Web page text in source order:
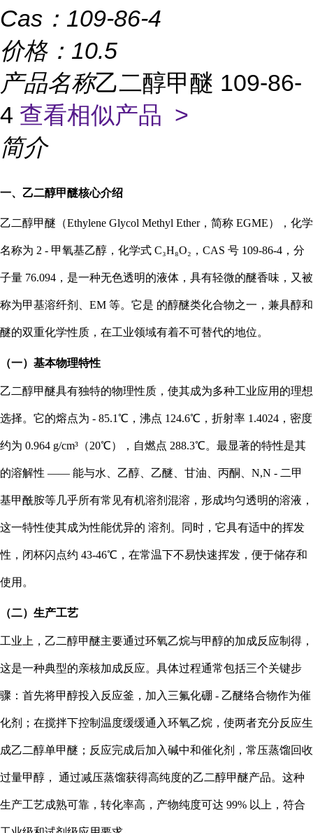
Cas： 109-86-4
价格： 10.5
产品名称乙二醇甲醚 109-86-
4 查看相似产品 >
简介
一、乙二醇甲醚核心介绍
乙二醇甲醚（Ethylene Glycol Methyl Ether，简称 EGME），化学
名称为 2 - 甲氧基乙醇，化学式 C₃H₈O₂，CAS 号 109-86-4，分
子量 76.094，是一种无色透明的液体，具有轻微的醚香味，又被
称为甲基溶纤剂、EM 等。它是 的醇醚类化合物之一，兼具醇和
醚的双重化学性质，在工业领域有着不可替代的地位。
（一）基本物理特性
乙二醇甲醚具有独特的物理性质，使其成为多种工业应用的理想
选择。它的熔点为 - 85.1℃，沸点 124.6℃，折射率 1.4024，密度
约为 0.964 g/cm³（20℃），自燃点 288.3℃。最显著的特性是其
的溶解性 —— 能与水、乙醇、乙醚、甘油、丙酮、N,N - 二甲
基甲酰胺等几乎所有常见有机溶剂混溶，形成均匀透明的溶液，
这一特性使其成为性能优异的 溶剂。同时，它具有适中的挥发
性，闭杯闪点约 43-46℃，在常温下不易快速挥发，便于储存和
使用。
（二）生产工艺
工业上，乙二醇甲醚主要通过环氧乙烷与甲醇的加成反应制得，
这是一种典型的亲核加成反应。具体过程通常包括三个关键步
骤：首先将甲醇投入反应釜，加入三氟化硼 - 乙醚络合物作为催
化剂；在搅拌下控制温度缓缓通入环氧乙烷，使两者充分反应生
成乙二醇单甲醚；反应完成后加入碱中和催化剂，常压蒸馏回收
过量甲醇， 通过减压蒸馏获得高纯度的乙二醇甲醚产品。这种
生产工艺成熟可靠，转化率高，产物纯度可达 99% 以上，符合